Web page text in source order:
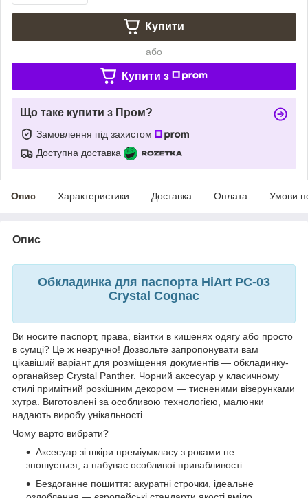
Купити
або
Купити з
Що таке купити з Пром?
Замовлення під захистом
Доступна доставка
Опис Характеристики Доставка Оплата Умови
Опис
Обкладинка для паспорта HiArt PC-03
Crystal Cognac
Ви носите паспорт, права, візитки в кишенях одягу або просто
в сумці? Це ж незручно! Дозвольте запропонувати вам
цікавіший варіант для розміщення документів — обкладинку-
органайзер Crystal Panther. Чорний аксесуар у класичному
стилі примітний розкішним декором — тисненими візерунками
хутра. Виготовлені за особливою технологією, малюнки
надають виробу унікальності.
Чому варто вибрати?
Аксесуар зі шкіри преміумкласу з роками не
зношується, а набуває особливої привабливості.
Бездоганне пошиття: акуратні строчки, ідеальне